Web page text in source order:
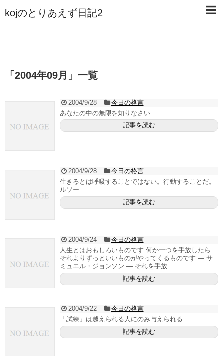
kojのとりあえず日記2
「 2004年09月 」 一覧
2004/9/28
今日の格言
あなたの中の無限を知りなさい
記事を読む
2004/9/28
今日の格言
生きるとは呼吸することではない。行動することだ。
ルソー
記事を読む
2004/9/24
今日の格言
人生とはおもしろいものです 何か一つを手放したら
それよりずっといいものがやってくるものです — サ
ミュエル・ジョンソン — それを手放...
記事を読む
2004/9/22
今日の格言
「試練」は越えられる人にのみ与えられる
記事を読む